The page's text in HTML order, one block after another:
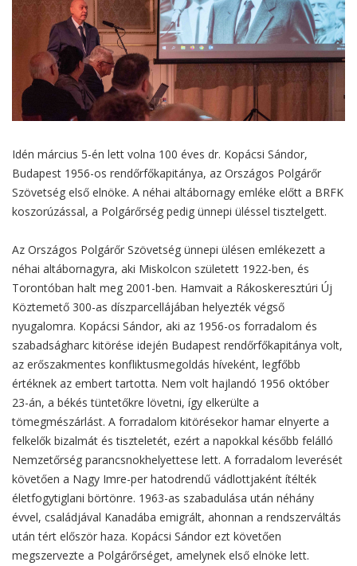
Idén március 5-én lett volna 100 éves dr. Kopácsi Sándor,
Budapest 1956-os rendőrfőkapitánya, az Országos Polgárőr
Szövetség első elnöke. A néhai altábornagy emléke előtt a BRFK
koszorúzással, a Polgárőrség pedig ünnepi üléssel tisztelgett.
Az Országos Polgárőr Szövetség ünnepi ülésen emlékezett a
néhai altábornagyra, aki Miskolcon született 1922-ben, és
Torontóban halt meg 2001-ben. Hamvait a Rákoskeresztúri Új
Köztemető 300-as díszparcellájában helyezték végső
nyugalomra. Kopácsi Sándor, aki az 1956-os forradalom és
szabadságharc kitörése idején Budapest rendőrfőkapitánya volt,
az erőszakmentes konfliktusmegoldás híveként, legfőbb
értéknek az embert tartotta. Nem volt hajlandó 1956 október
23-án, a békés tüntetőkre lövetni, így elkerülte a
tömegmészárlást. A forradalom kitörésekor hamar elnyerte a
felkelők bizalmát és tiszteletét, ezért a napokkal később felálló
Nemzetőrség parancsnokhelyettese lett. A forradalom leverését
követően a Nagy Imre-per hatodrendű vádlottjaként ítélték
életfogytiglani börtönre. 1963-as szabadulása után néhány
évvel, családjával Kanadába emigrált, ahonnan a rendszerváltás
után tért először haza. Kopácsi Sándor ezt követően
megszervezte a Polgárőrséget, amelynek első elnöke lett.